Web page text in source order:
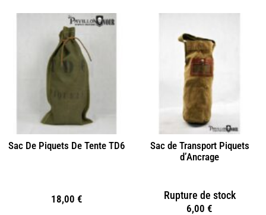
Sac De Piquets De Tente TD6
18,00 €
Sac de Transport Piquets
d’Ancrage
Rupture de stock
6,00 €